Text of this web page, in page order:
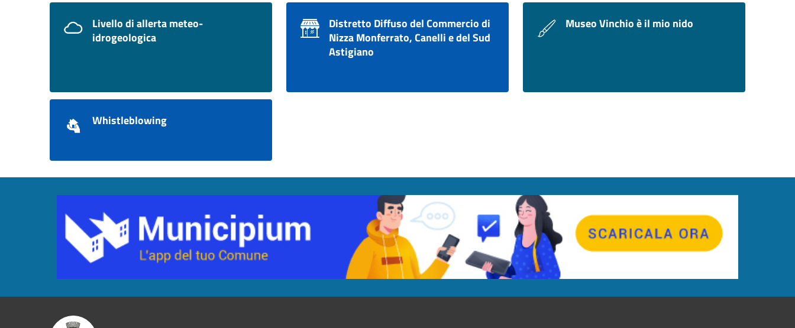
Livello di allerta meteo-
idrogeologica
Distretto Diffuso del Commercio di
Nizza Monferrato, Canelli e del Sud
Astigiano
Museo Vinchio è il mio nido
Whistleblowing